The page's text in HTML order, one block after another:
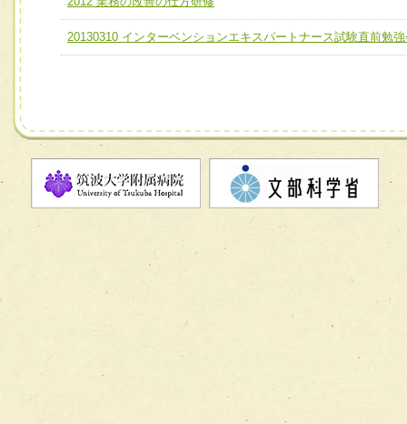
チーム05【せん妄対策チーム】
チーム06【外来化学療法チーム】
チーム】
チーム09【術前から始める周術期リハビリテーションチー
ム】
チーム10【包括的リハビリテーションコンサルテーション
20130310 インターベンションエキスパートナース試験直前勉